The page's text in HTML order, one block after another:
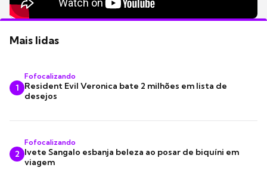
Mais lidas
1
Fofocalizando
Resident Evil Veronica bate 2 milhões em lista de
desejos
2
Fofocalizando
Ivete Sangalo esbanja beleza ao posar de biquíni em
viagem